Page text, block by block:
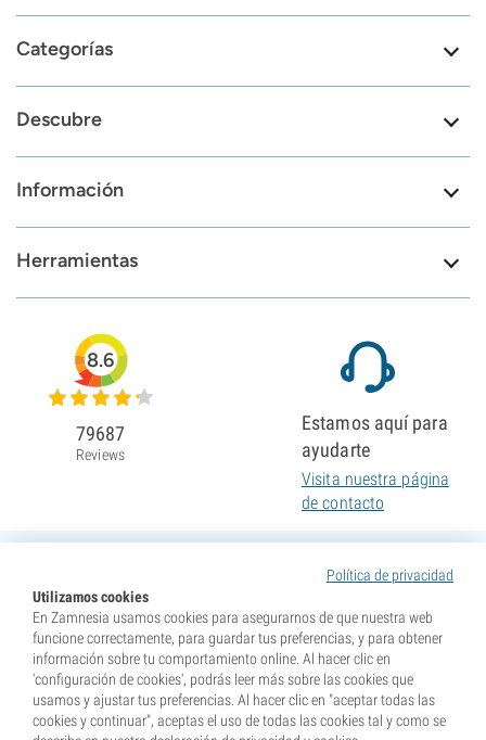
Categorías
Descubre
Información
Herramientas
Política de privacidad
Utilizamos cookies
En Zamnesia usamos cookies para asegurarnos de que nuestra web
funcione correctamente, para guardar tus preferencias, y para obtener
información sobre tu comportamiento online. Al hacer clic en
'configuración de cookies', podrás leer más sobre las cookies que
usamos y ajustar tus preferencias. Al hacer clic en "aceptar todas las
cookies y continuar", aceptas el uso de todas las cookies tal y como se
8.6
79687
Reviews
Estamos aquí para
ayudarte
Visita nuestra página
de contacto